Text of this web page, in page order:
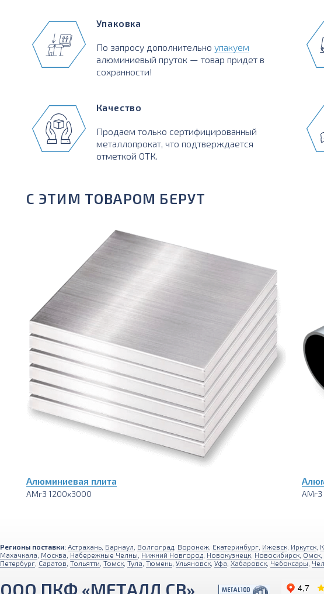
Упаковка
По запросу дополнительно упакуем
алюминиевый пруток — товар придет в
сохранности!
Качество
Продаем только сертифицированный
металлопрокат, что подтверждается
отметкой ОТК.
С ЭТИМ ТОВАРОМ БЕРУТ
Алюминиевая плита
АМг3 1200х3000 АМг3
Регионы поставки: Астрахань Барнаул Волгоград Воронеж Екатеринбург Ижевск Иркутск
Махачкала Москва Набережные Челны Нижний Новгород Новокузнецк Новосибирск Омск
Петербург Саратов Тольятти Томск Тула Тюмень Ульяновск Уфа Хабаровск Чебоксары
ООО ПКФ «МЕТАЛЛ СВ»